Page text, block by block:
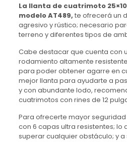
La llanta de cuatrimoto
modelo AT489, te ofrecerá un
agresivo y rústico; necesario
terreno y diferentes tipos de
Cabe destacar que cuenta con
rodamiento altamente
para poder obtener agarre en
mejor llanta para ayudarte a
y con abundante lodo, r
cuatrimotos con rines de 12
Para ofrecerte mayor
con 6 capas ultra resistentes; lo
superar cualquier obstáculo; y a